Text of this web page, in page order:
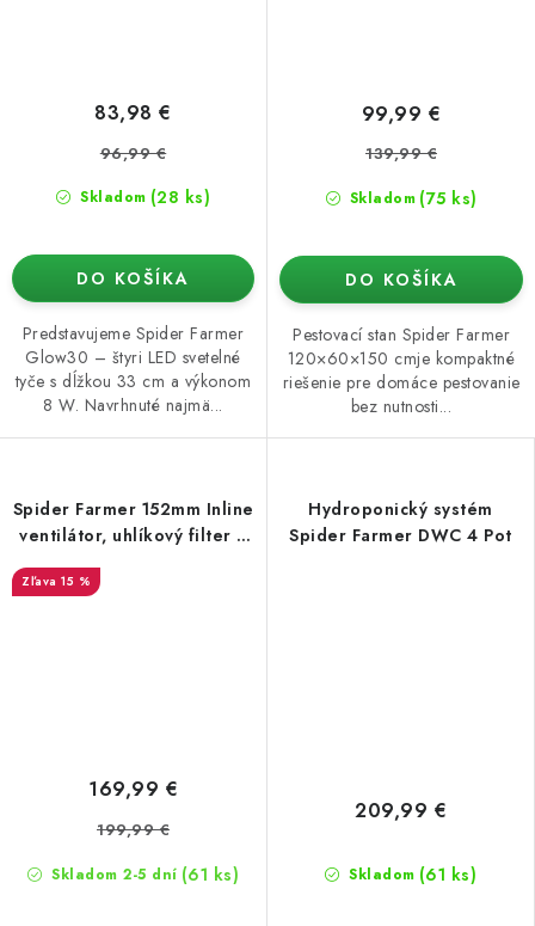
Skladom (28 ks)
83,98 €
96,99 €
DO KOŠÍKA
Predstavujeme Spider Farmer
Glow30 – štyri LED svetelné
tyče s dĺžkou 33 cm a výkonom
8 W. Navrhnuté najmä...
Skladom (75 ks)
99,99 €
139,99 €
DO KOŠÍKA
Pestovací stan Spider Farmer
120×60×150 cmje kompaktné
riešenie pre domáce pestovanie
bez nutnosti...
Spider Farmer 152mm Inline
ventilátor, uhlíkový filter a
regulátor otáčok
15 %
Skladom 2-5 dní (61 ks)
169,99 €
199,99 €
Hydroponický systém
Spider Farmer DWC 4 Pot
Skladom (61 ks)
209,99 €